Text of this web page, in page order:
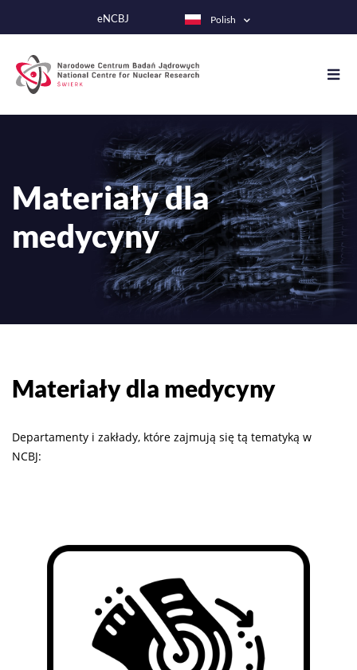
do
eNCBJ Polish
Materiały dla
medycyny
Materiały dla medycyny
Departamenty i zakłady, które zajmują się tą tematyką w
NCBJ: